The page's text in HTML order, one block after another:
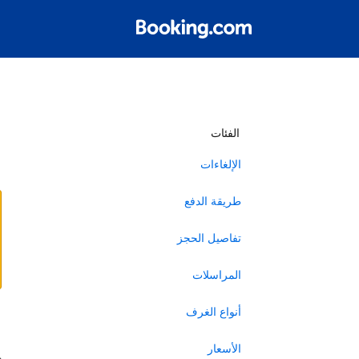
الفئات
الإلغاءات
طريقة الدفع
تفاصيل الحجز
المراسلات
أنواع الغرف
الأسعار